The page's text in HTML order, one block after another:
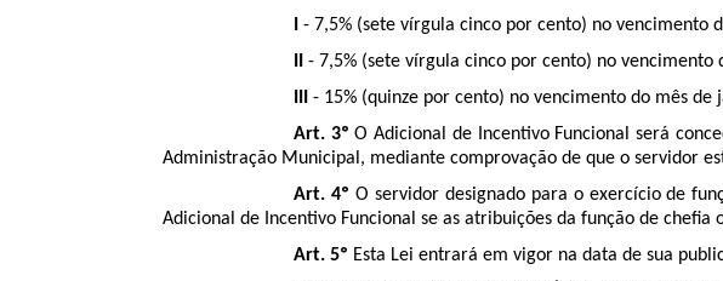
- 7,5% (sete vírgula cinco por cento) no vencimento
- 7,5% (sete vírgula cinco por cento) no vencimento
- 15% (quinze por cento) no vencimento do mês de
Art. 3º O Adicional de Incentivo Funcional será
Administração Municipal, mediante comprovação de que o servidor
Art. 4º O servidor designado para o exercício de
Adicional de Incentivo Funcional se as atribuições da função de
Art. 5º Esta Lei entrará em vigor na data de sua